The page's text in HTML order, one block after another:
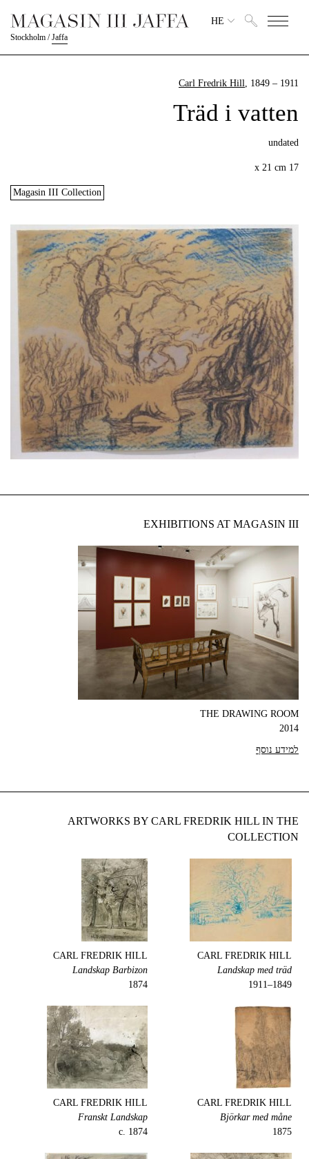
Stockholm /Jaffa
HE
Carl Fredrik Hill, 1849 – 1911
Träd i vatten
undated
17 x 21 cm
Magasin III Collection
EXHIBITIONS AT MAGASIN III
THE DRAWING ROOM
2014
למידע נוסף
ARTWORKS BY CARL FREDRIK HILL IN THE
COLLECTION
CARL FREDRIK HILL
Landskap med träd
1849–1911
CARL FREDRIK HILL
Landskap Barbizon
1874
CARL FREDRIK HILL
Björkar med måne
1875
CARL FREDRIK HILL
Franskt Landskap
c. 1874